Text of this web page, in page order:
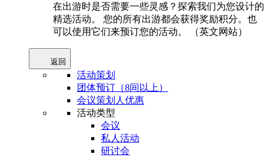
在出游时是否需要一些灵感？探索我们为您设计的
精选活动。 您的所有出游都会获得奖励积分。也
可以使用它们来预订您的活动。 （英文网站）
返回
活动策划
团体预订（8间以上）
会议策划人优惠
活动类型
会议
私人活动
研讨会